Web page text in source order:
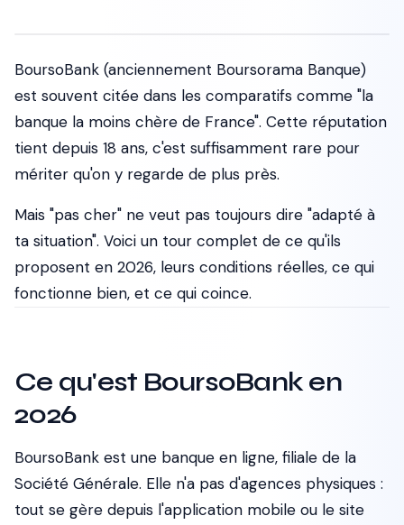
BoursoBank (anciennement Boursorama Banque)
est souvent citée dans les comparatifs comme "la
banque la moins chère de France". Cette réputation
tient depuis 18 ans, c'est suffisamment rare pour
mériter qu'on y regarde de plus près.
Mais "pas cher" ne veut pas toujours dire "adapté à
ta situation". Voici un tour complet de ce qu'ils
proposent en 2026, leurs conditions réelles, ce qui
fonctionne bien, et ce qui coince.
Ce qu'est BoursoBank en
2026
BoursoBank est une banque en ligne, filiale de la
Société Générale. Elle n'a pas d'agences physiques :
tout se gère depuis l'application mobile ou le site